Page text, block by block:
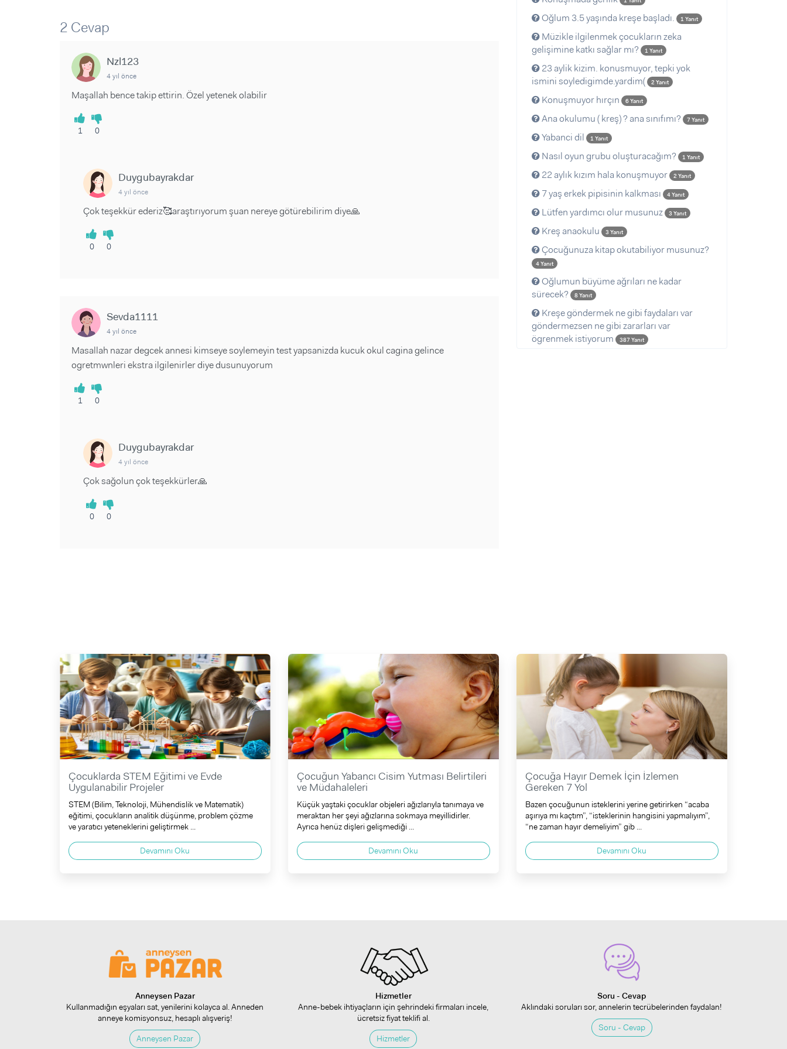
Videolar
2 Cevap
Nzl123
4 yıl önce
Maşallah bence takip ettirin. Özel yetenek olabilir
1 0
Duygubayrakdar
4 yıl önce
Çok teşekkür ederiz🥰araştırıyorum şuan nereye götürebilirim diye🙏
0 0
Sevda1111
4 yıl önce
Masallah nazar degcek annesi kimseye soylemeyin test yapsanizda kucuk okul cagina gelince
ogretmwnleri ekstra ilgilenirler diye dusunuyorum
1 0
Duygubayrakdar
4 yıl önce
Çok sağolun çok teşekkürler🙏
0 0
Oğlum 3.5 yaşında kreşe başladı. 1 Yanıt
Müzikle ilgilenmek çocukların zeka
gelişimine katkı sağlar mı?
1 Yanıt
23 aylik kizim. konusmuyor, tepki yok
ismini soyledigimde.yardim(
2 Yanıt
Konuşmuyor hırçın 6 Yanıt
Ana okulumu ( kreş) ? ana sınıfımı? 7 Yanıt
Yabanci dil 1 Yanıt
Nasıl oyun grubu oluşturacağım? 1 Yanıt
22 aylık kızım hala konuşmuyor 2 Yanıt
7 yaş erkek pipisinin kalkması 4 Yanıt
Lütfen yardımcı olur musunuz 3 Yanıt
Kreş anaokulu 3 Yanıt
Çocuğunuza kitap okutabiliyor musunuz?
4 Yanıt
Oğlumun büyüme ağrıları ne kadar
sürecek?
8 Yanıt
Kreşe göndermek ne gibi faydaları var
göndermezsen ne gibi zararları var
ögrenmek istiyorum
387 Yanıt
Çocuklarda STEM Eğitimi ve Evde
Uygulanabilir Projeler
STEM (Bilim, Teknoloji, Mühendislik ve Matematik)
eğitimi, çocukların analitik düşünme, problem çözme
ve yaratıcı yeteneklerini geliştirmek ...
Devamını Oku
Çocuğun Yabancı Cisim Yutması Belirtileri
ve Müdahaleleri
Küçük yaştaki çocuklar objeleri ağızlarıyla tanımaya ve
meraktan her şeyi ağızlarına sokmaya meyillidirler.
Ayrıca henüz dişleri gelişmediği ...
Devamını Oku
Çocuğa Hayır Demek İçin İzlemen
Gereken 7 Yol
Bazen çocuğunun isteklerini yerine getirirken “acaba
aşırıya mı kaçtım”, “isteklerinin hangisini yapmalıyım”,
“ne zaman hayır demeliyim” gib ...
Devamını Oku
Anneysen Pazar
Kullanmadığın eşyaları sat, yenilerini kolayca al. Anneden
anneye komisyonsuz, hesaplı alışveriş!
Anneysen Pazar
Hizmetler
Anne-bebek ihtiyaçların için şehrindeki firmaları incele,
ücretsiz fiyat teklifi al.
Hizmetler
Soru - Cevap
Aklındaki soruları sor, annelerin tecrübelerinden faydalan!
Soru - Cevap